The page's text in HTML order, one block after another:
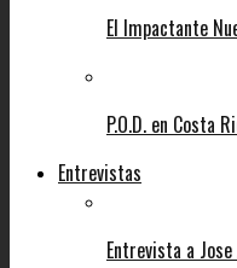
El Impactante
P.O.D. en Costa
Entrevistas
Entrevista a